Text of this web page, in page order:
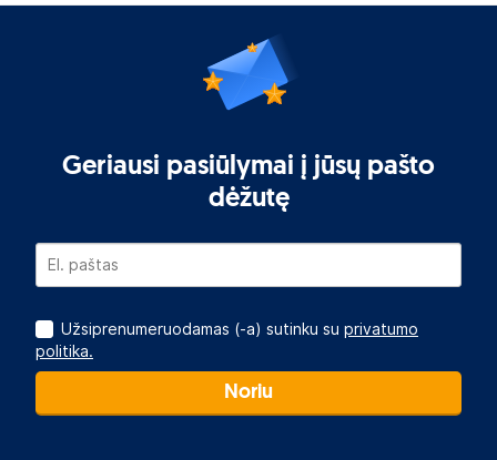
Geriausi pasiūlymai į jūsų pašto
dėžutę
Užsiprenumeruodamas (-a) sutinku su privatumo
politika.
Noriu